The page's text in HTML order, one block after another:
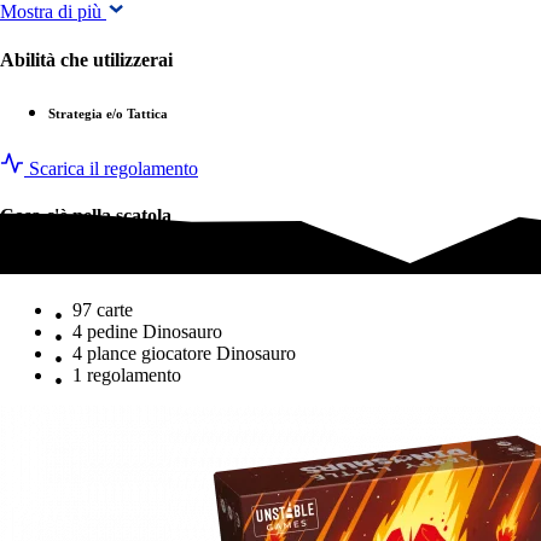
Mostra di più
Abilità che utilizzerai
Strategia e/o Tattica
Scarica il regolamento
Cosa c'è nella scatola
97 carte
4 pedine Dinosauro
4 plance giocatore Dinosauro
1 regolamento